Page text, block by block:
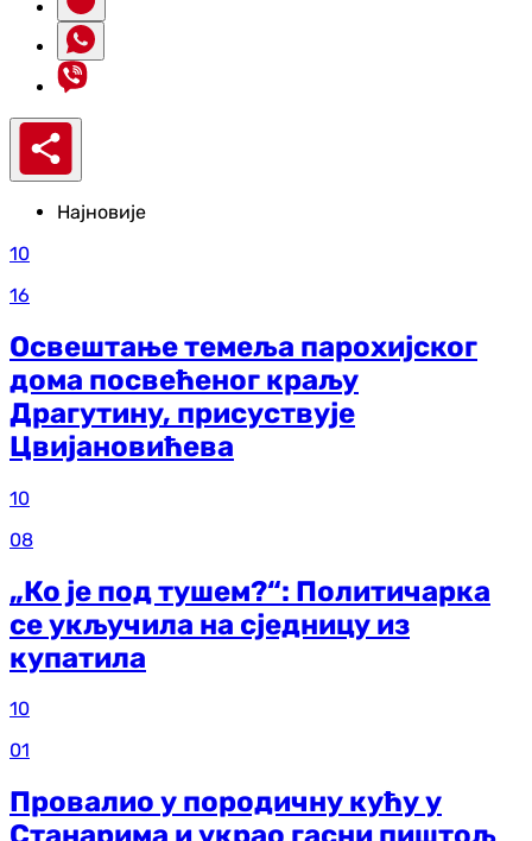
Најновије
10
16
Освештање темеља парохијског
дома посвећеног краљу
Драгутину, присуствује
Цвијановићева
10
08
„Ко је под тушем?“: Политичарка
се укључила на сједницу из
купатила
10
01
Провалио у породичну кућу у